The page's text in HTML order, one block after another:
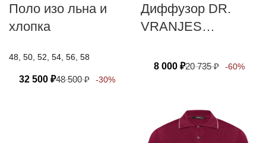
Поло изо льна и
хлопка
48, 50, 52, 54, 56, 58
32 500 ₽48 500₽ -30%
Диффузор DR.
VRANJES
8 000 ₽20 735₽ -60%